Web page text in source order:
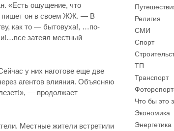
«Есть ощущение, что
пишет он в своем ЖЖ. — В
как то — бытовуха!, …по-
затеял местный
у них наготове еще две
агентов влияния. Объясняю
— продолжает
Местные жители встретили
Религия
СМИ
Спорт
ТП
Транспорт
Что бы это
Экономика
Энергетика